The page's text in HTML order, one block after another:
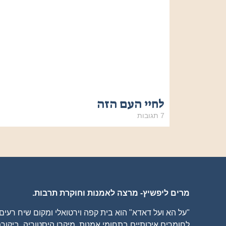
לחיי העם הזה
7 תגובות
מרים ליפשיץ- מרצה לאמנות וחוקרת תרבות.
"על הא ועל דאדא" הוא בית קפה וירטואלי ומקום שיח